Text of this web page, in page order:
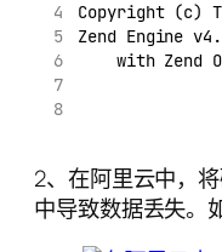
Copyright (c)
Zend Engine
with Zend
2、在阿里云中，
中导致数据丢失。